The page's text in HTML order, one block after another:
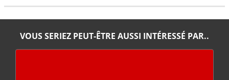
VOUS SERIEZ PEUT-ÊTRE AUSSI INTÉRESSÉ PAR..